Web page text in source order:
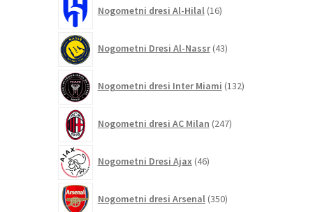
Nogometni dresi Al-Hilal 16izdelkov
Nogometni Dresi Al-Nassr 43izdelkov
Nogometni dresi Inter Miami 132izdelkov
Nogometni dresi AC Milan 247izdelkov
Nogometni Dresi Ajax 46izdelkov
Nogometni dresi Arsenal 350izdelkov